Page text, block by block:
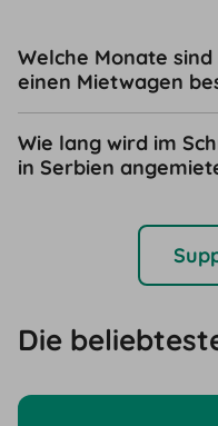
Welche Monate
einen Mietwagen
Wie lang wird im
in Serbien
Die